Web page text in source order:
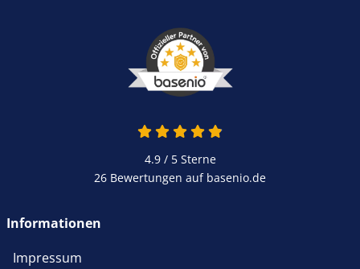
4.9 von 5
4.9 / 5Sterne
26 Bewertungen auf basenio.de
Informationen
Impressum